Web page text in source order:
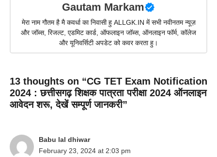
Gautam Markam
मेरा नाम गौतम है मै कवर्धा का निवासी हु ALLGK.IN में सभी नवीनतम न्यूज़
और जॉब्स, रिजल्ट, एडमिट कार्ड, ऑफलाइन जॉब्स, ऑनलाइन फॉर्म, कॉलेज
और यूनिवर्सिटी अपडेट को कवर करता हु।
13 thoughts on “CG TET Exam Notification
2024 : छत्तीसगढ़ शिक्षक पात्रता परीक्षा 2024 ऑनलाइन
आवेदन शरू, देखें सम्पूर्ण जानकरी”
Babu lal dhiwar
February 23, 2024 at 2:03 pm